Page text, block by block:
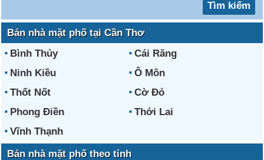
Bán nhà mặt phố tại Cần Thơ
Bình Thủy
Cái Răng
Ninh Kiều
Ô Môn
Thốt Nốt
Cờ Đỏ
Phong Điền
Thới Lai
Vĩnh Thạnh
Bán nhà mặt phố theo tỉnh